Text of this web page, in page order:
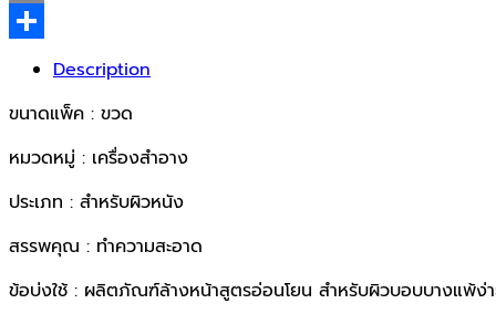
Copy
ShareDescription
ขนาดแพ็ค : ขวด
หมวดหมู่ : เครื่องสำอาง
ประเภท : สำหรับผิวหนัง
สรรพคุณ : ทำความสะอาด
ข้อบ่งใช้ : ผลิตภัณฑ์ล้างหน้าสูตรอ่อนโยน สำหรับผิวบอบบางแพ้ง่า